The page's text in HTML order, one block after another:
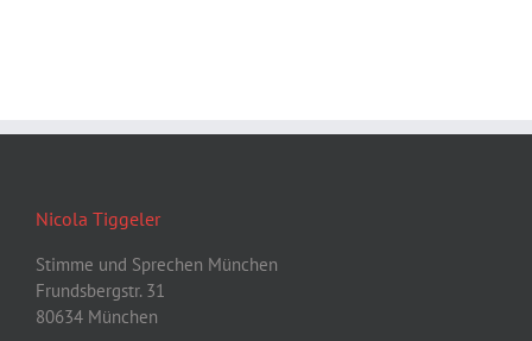
Nicola Tiggeler
Stimme und Sprechen München
Frundsbergstr. 31
80634 München